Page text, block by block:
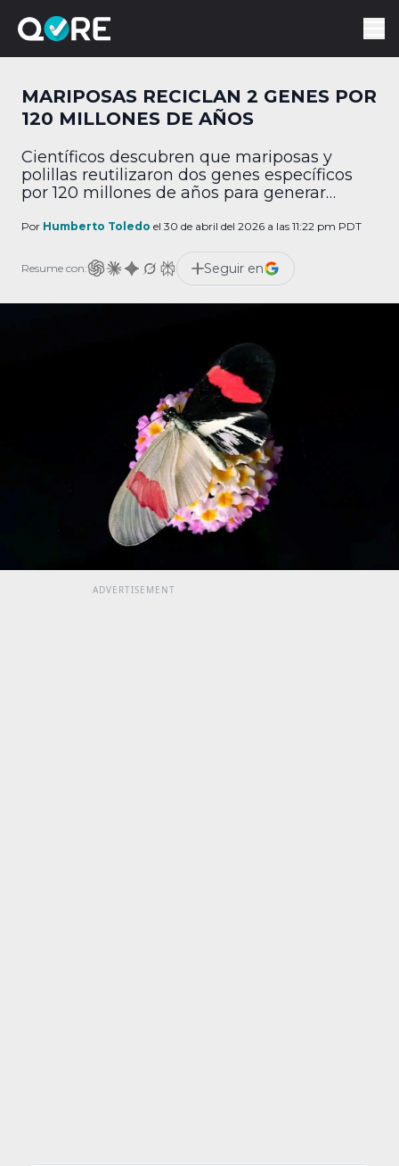
MARIPOSAS RECICLAN 2 GENES POR
120 MILLONES DE AÑOS
Científicos descubren que mariposas y
polillas reutilizaron dos genes específicos
por 120 millones de años para generar
Por Humberto Toledo el 30 de abril del 2026 a las 11:22 pm PDT
Resume con: Seguir en